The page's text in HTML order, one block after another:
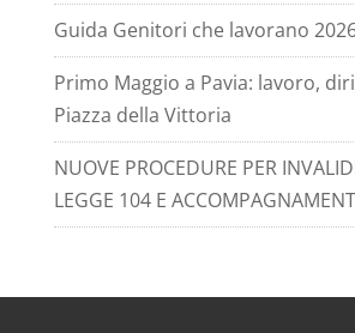
Guida Genitori che lavorano
Primo Maggio a Pavia: lavoro,
Piazza della Vittoria
NUOVE PROCEDURE PER
LEGGE 104 E